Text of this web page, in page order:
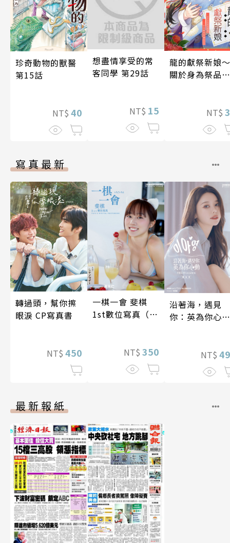
珍奇動物的獸醫
第15話
NT$ 40
想盡情享受的常
客同學 第29話
NT$ 15
龍的獻祭新娘～
關於身為祭品的
NT$
寫真最新
轉過頭，幫你擦
眼淚 CP寫真書
NT$ 450
一棋一會 斐棋
1st數位寫真（含
NT$ 350
沿著海，遇見
你：英為你心動
NT$
最新報紙